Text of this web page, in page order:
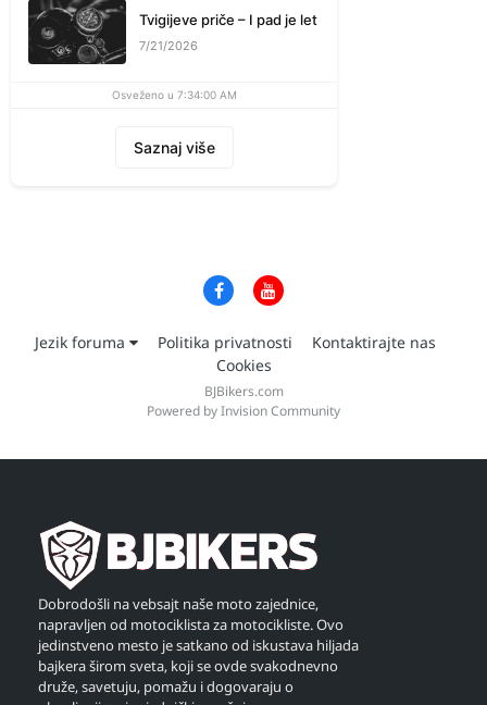
Tvigijeve priče – I pad je let
7/21/2026
Osveženo u 7:34:00 AM
Saznaj više
Jezik foruma Politika privatnosti
Kontaktirajte nas
Cookies
BJBikers.com
Powered by Invision Community
Dobrodošli na vebsajt naše moto zajednice,
napravljen od motociklista za motocikliste. Ovo
jedinstveno mesto je satkano od iskustava hiljada
bajkera širom sveta, koji se ovde svakodnevno
druže, savetuju, pomažu i dogovaraju o